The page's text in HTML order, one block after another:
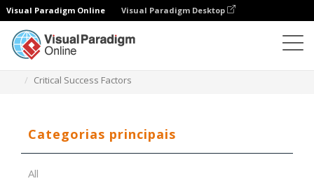
Visual Paradigm Online Visual Paradigm Desktop
Critical Success Factors
Categorias principais
All